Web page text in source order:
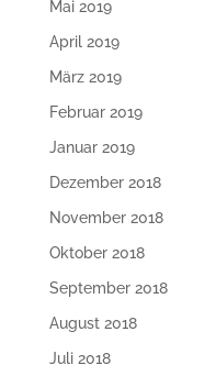
Mai 2019
April 2019
März 2019
Februar 2019
Januar 2019
Dezember 2018
November 2018
Oktober 2018
September 2018
August 2018
Juli 2018